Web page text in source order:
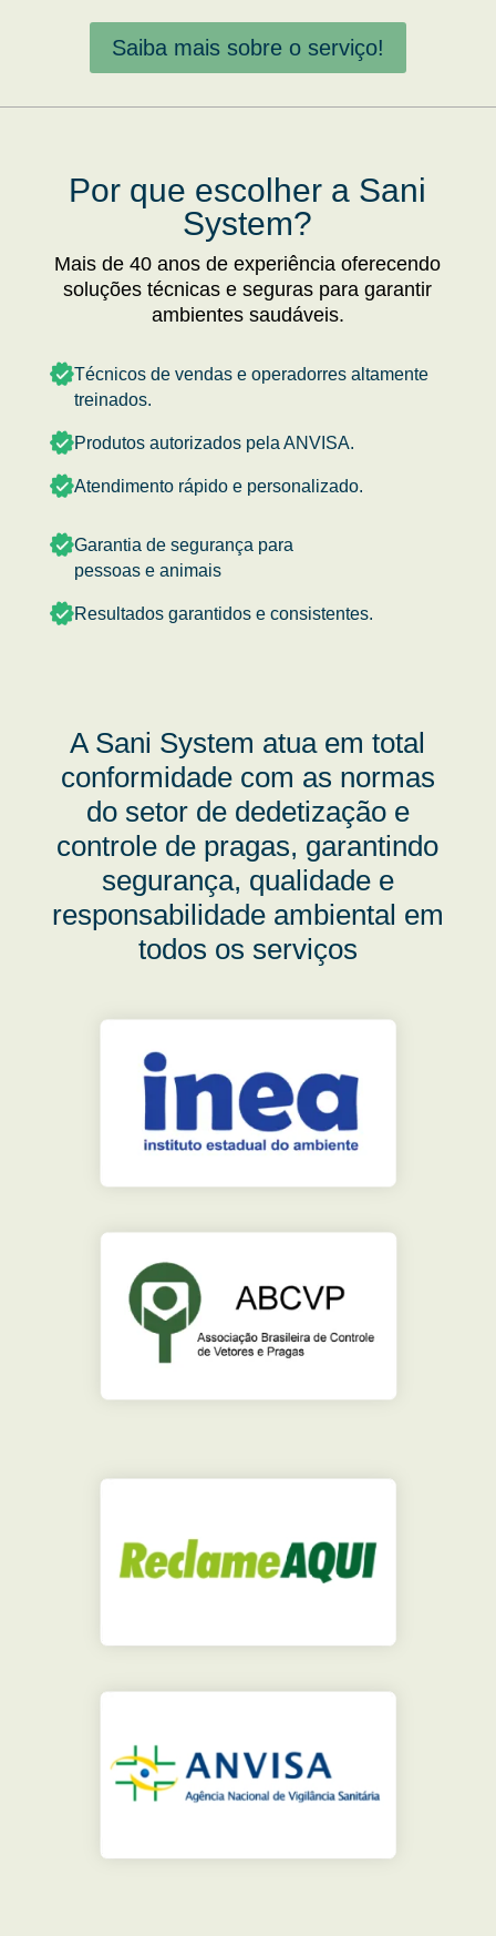
Saiba mais sobre o serviço!
Por que escolher a Sani
System?
Mais de 40 anos de experiência oferecendo
soluções técnicas e seguras para garantir
ambientes saudáveis.
Técnicos de vendas e operadorres altamente
treinados.
Produtos autorizados pela ANVISA.
Atendimento rápido e personalizado.
Garantia de segurança para
pessoas e animais
Resultados garantidos e consistentes.
A Sani System atua em total
conformidade com as normas
do setor de dedetização e
controle de pragas, garantindo
segurança, qualidade e
responsabilidade ambiental em
todos os serviços